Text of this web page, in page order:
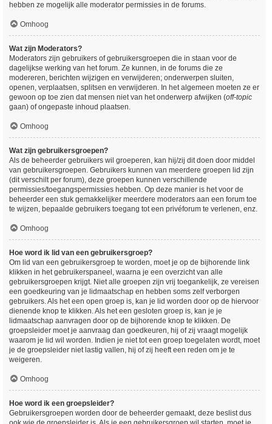
hebben ze mogelijk alle moderator permissies in de forums.
Omhoog
Wat zijn Moderators?
Moderators zijn gebruikers of gebruikersgroepen die in staan voor de
dagelijkse werking van het forum. Ze kunnen, in de forums die ze
modereren, berichten wijzigen en verwijderen; onderwerpen sluiten,
openen, verplaatsen, splitsen en verwijderen. In het algemeen moeten ze er
gewoon op toe zien dat mensen niet van het onderwerp afwijken (off-topic
gaan) of ongepaste inhoud plaatsen.
Omhoog
Wat zijn gebruikersgroepen?
Als de beheerder gebruikers wil groeperen, kan hij/zij dit doen door middel
van gebruikersgroepen. Gebruikers kunnen van meerdere groepen lid zijn
(dit verschilt per forum), deze groepen kunnen verschillende
permissies/toegangspermissies hebben. Op deze manier is het voor de
beheerder een stuk gemakkelijker meerdere moderators aan een forum toe
te wijzen, bepaalde gebruikers toegang tot een privéforum te verlenen, enz.
Omhoog
Hoe word ik lid van een gebruikersgroep?
Om lid van een gebruikersgroep te worden, moet je op de bijhorende link
klikken in het gebruikerspaneel, waarna je een overzicht van alle
gebruikersgroepen krijgt. Niet alle groepen zijn vrij toegankelijk, ze vereisen
een goedkeuring van je lidmaatschap en hebben soms zelf verborgen
gebruikers. Als het een open groep is, kan je lid worden door op de hiervoor
dienende knop te klikken. Als het een gesloten groep is, kan je je
lidmaatschap aanvragen door op de bijhorende knop te klikken. De
groepsleider moet je aanvraag dan goedkeuren, hij of zij vraagt mogelijk
waarom je lid wil worden. Indien je niet tot een groep toegelaten wordt, moet
je de groepsleider niet lastig vallen, hij of zij heeft een reden om je te
weigeren.
Omhoog
Hoe word ik een groepsleider?
Gebruikersgroepen worden door de beheerder gemaakt, deze beslist dus